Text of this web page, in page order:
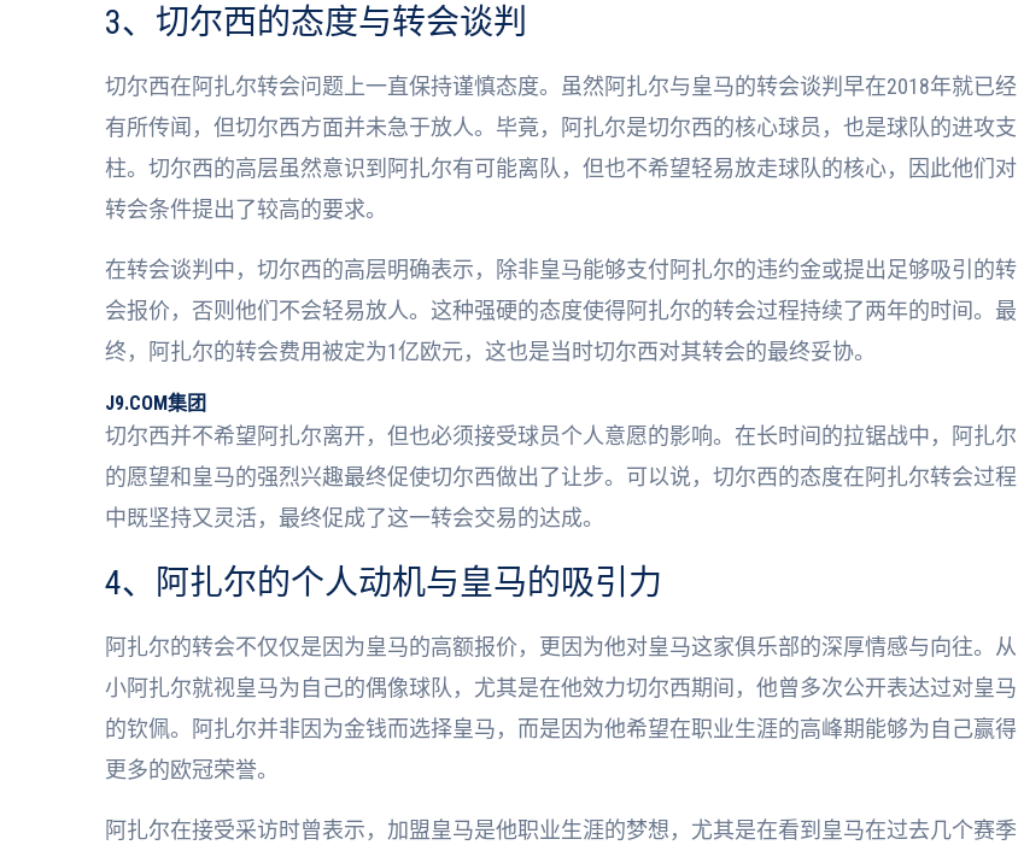
3、切尔西的态度与转会谈判
切尔西在阿扎尔转会问题上一直保持谨慎态度。虽然阿扎尔与皇马的转会谈判早在2018年就已经
有所传闻，但切尔西方面并未急于放人。毕竟，阿扎尔是切尔西的核心球员，也是球队的进攻支
柱。切尔西的高层虽然意识到阿扎尔有可能离队，但也不希望轻易放走球队的核心，因此他们对
转会条件提出了较高的要求。
在转会谈判中，切尔西的高层明确表示，除非皇马能够支付阿扎尔的违约金或提出足够吸引的转
会报价，否则他们不会轻易放人。这种强硬的态度使得阿扎尔的转会过程持续了两年的时间。最
终，阿扎尔的转会费用被定为1亿欧元，这也是当时切尔西对其转会的最终妥协。
J9.COM集团
切尔西并不希望阿扎尔离开，但也必须接受球员个人意愿的影响。在长时间的拉锯战中，阿扎尔
的愿望和皇马的强烈兴趣最终促使切尔西做出了让步。可以说，切尔西的态度在阿扎尔转会过程
中既坚持又灵活，最终促成了这一转会交易的达成。
4、阿扎尔的个人动机与皇马的吸引力
阿扎尔的转会不仅仅是因为皇马的高额报价，更因为他对皇马这家俱乐部的深厚情感与向往。从
小阿扎尔就视皇马为自己的偶像球队，尤其是在他效力切尔西期间，他曾多次公开表达过对皇马
的钦佩。阿扎尔并非因为金钱而选择皇马，而是因为他希望在职业生涯的高峰期能够为自己赢得
更多的欧冠荣誉。
阿扎尔在接受采访时曾表示，加盟皇马是他职业生涯的梦想，尤其是在看到皇马在过去几个赛季